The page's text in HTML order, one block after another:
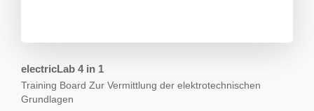
electricLab 4 in 1
Training Board Zur Vermittlung der elektrotechnischen
Grundlagen